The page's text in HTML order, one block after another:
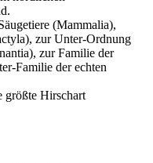
(Mammalia),
zur Unter-Ordnung
zur Familie der
Familie der echten
größte Hirschart